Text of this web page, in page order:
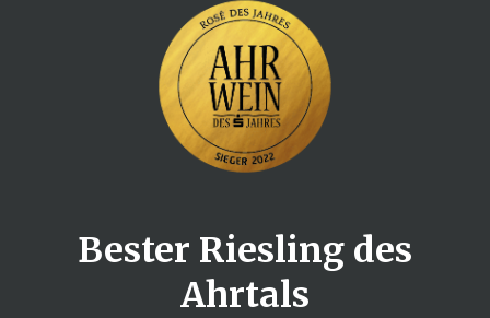
Bester Riesling des
Ahrtals